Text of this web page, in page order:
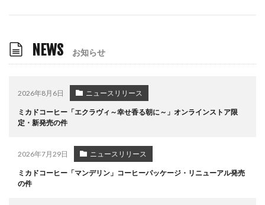
NEWS お知らせ
2026年8月6日 ニュースリリース
ミカドコーヒー「エクラヴィ～幸せ香る朝に～」オンラインストア限
定・新発売の件
2026年7月29日 ニュースリリース
ミカドコーヒー「マンデリン」コーヒーパッケージ・リニューアル発売
の件